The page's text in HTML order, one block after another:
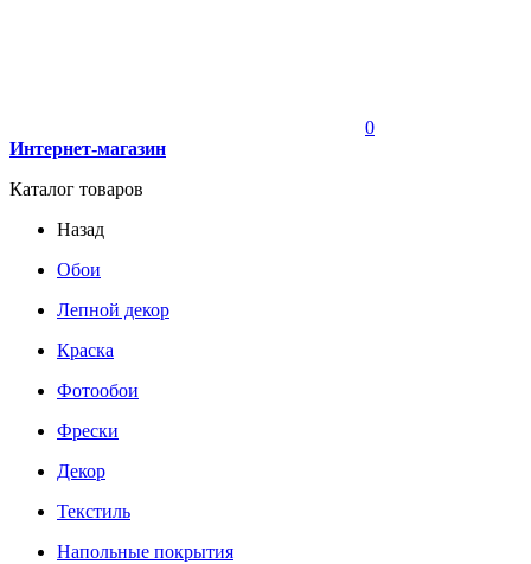
0
Интернет-магазин
Каталог товаров
Назад
Обои
Лепной декор
Краска
Фотообои
Фрески
Декор
Текстиль
Напольные покрытия